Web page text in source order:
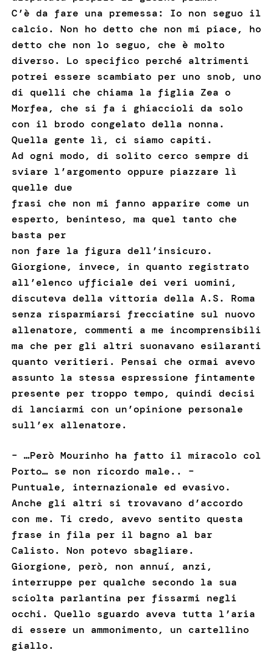
C’è da fare una premessa: Io non seguo il
calcio. Non ho detto che non mi piace, ho
detto che non lo seguo, che è molto
diverso. Lo specifico perché altrimenti
potrei essere scambiato per uno snob, uno
di quelli che chiama la figlia Zea o
Morfea, che si fa i ghiaccioli da solo
con il brodo congelato della nonna.
Quella gente lì, ci siamo capiti.
Ad ogni modo, di solito cerco sempre di
sviare l’argomento oppure piazzare lì
quelle due
frasi che non mi fanno apparire come un
esperto, beninteso, ma quel tanto che
basta per
non fare la figura dell’insicuro.
Giorgione, invece, in quanto registrato
all’elenco ufficiale dei veri uomini,
discuteva della vittoria della A.S. Roma
senza risparmiarsi frecciatine sul nuovo
allenatore, commenti a me incomprensibili
ma che per gli altri suonavano esilaranti
quanto veritieri. Pensai che ormai avevo
assunto la stessa espressione fintamente
presente per troppo tempo, quindi decisi
di lanciarmi con un’opinione personale
sull’ex allenatore.
– …Però Mourinho ha fatto il miracolo col
Porto… se non ricordo male.. –
Puntuale, internazionale ed evasivo.
Anche gli altri si trovavano d’accordo
con me. Ti credo, avevo sentito questa
frase in fila per il bagno al bar
Calisto. Non potevo sbagliare.
Giorgione, però, non annuí, anzi,
interruppe per qualche secondo la sua
sciolta parlantina per fissarmi negli
occhi. Quello sguardo aveva tutta l’aria
di essere un ammonimento, un cartellino
giallo.